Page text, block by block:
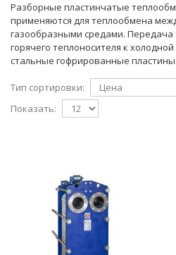
Разборные пластинчатые
применяются для теплообмена
газообразными средами. Передача
горячего теплоносителя к
стальные гофрированные пластины.
Тип сортировки:
Показать: